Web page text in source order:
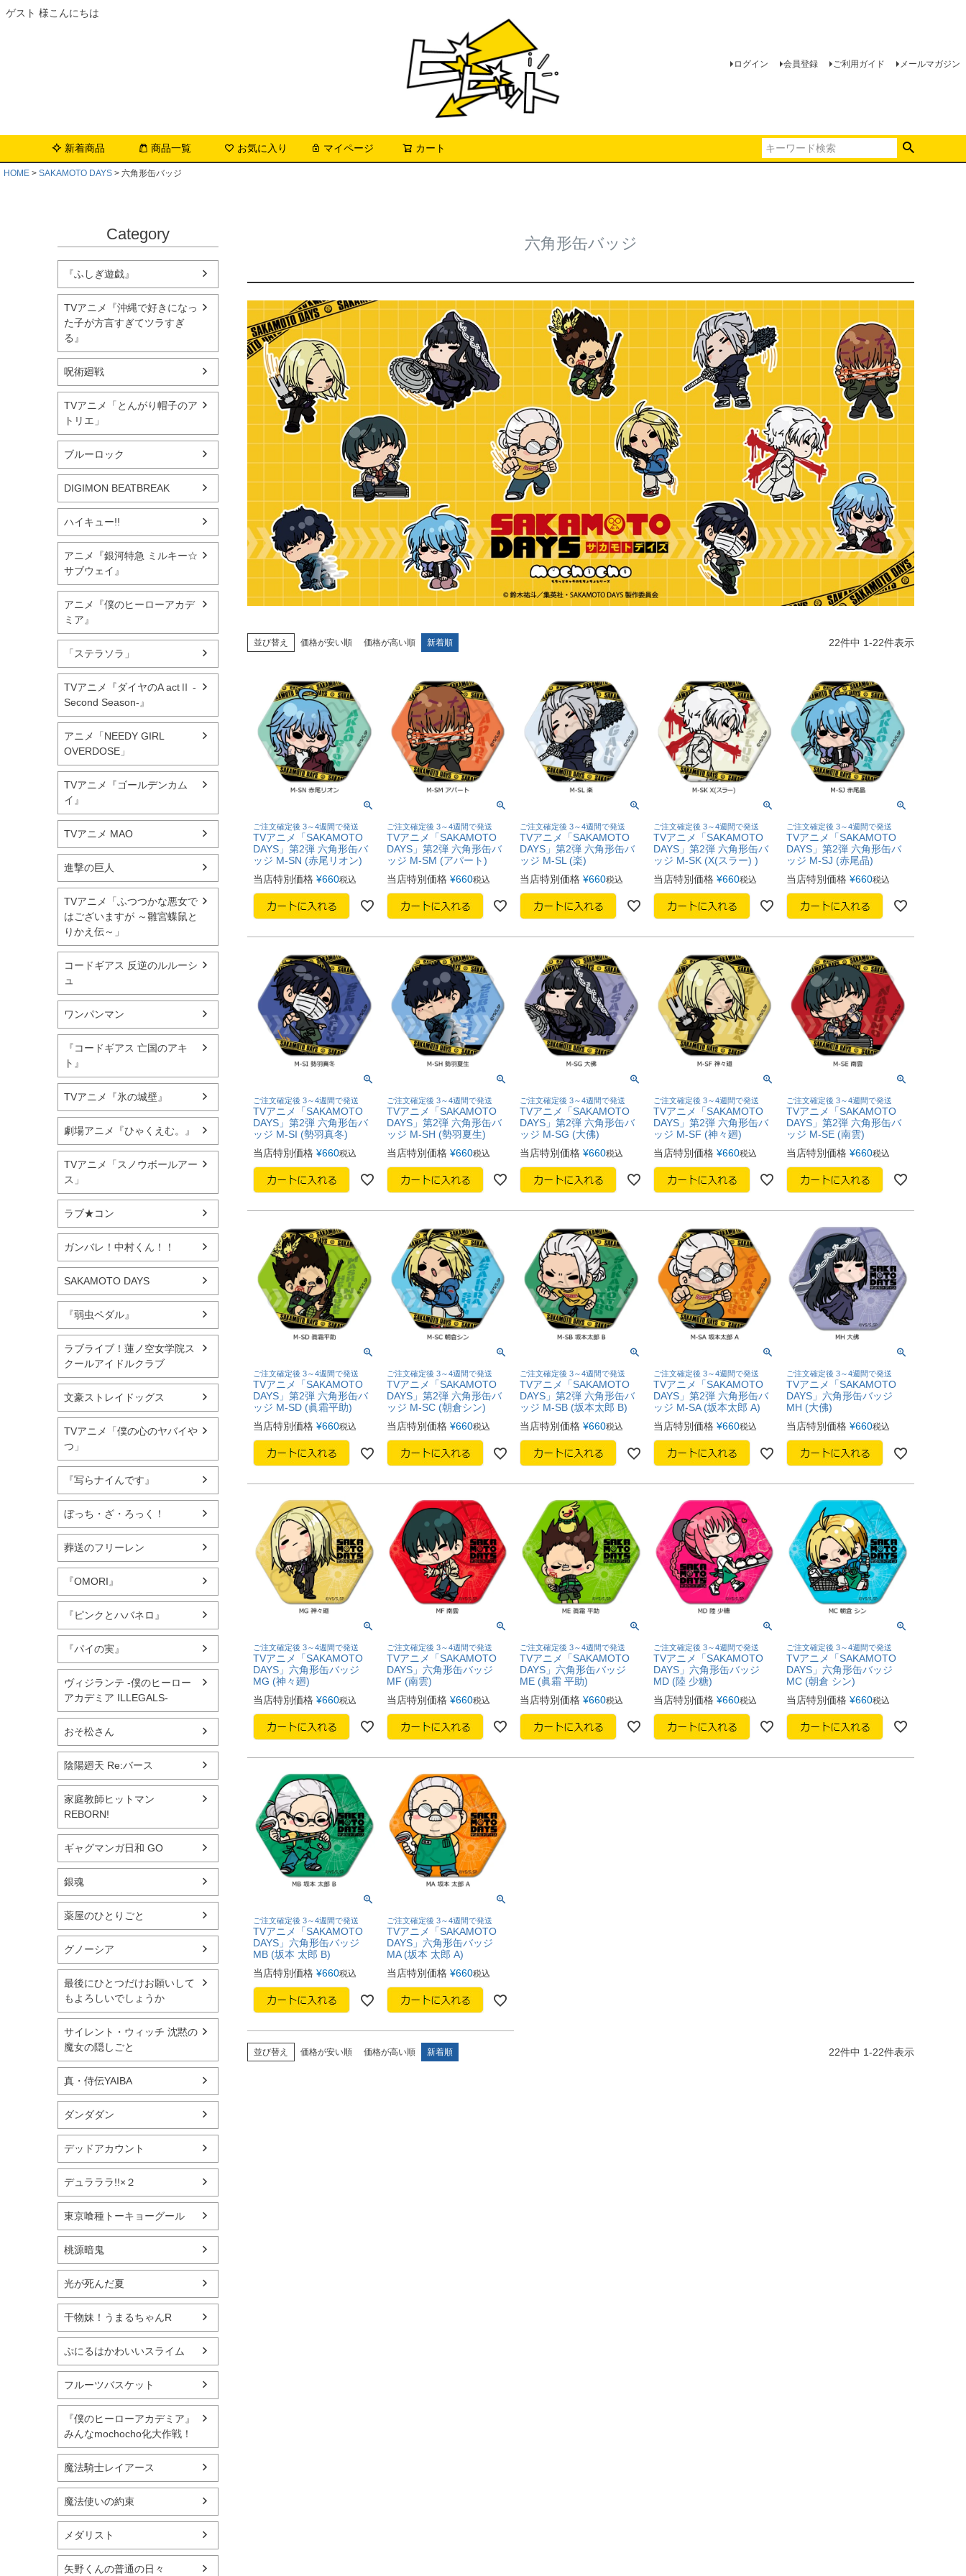
ゲスト 様こんにちは
ログイン 会員登録 ご利用ガイド メールマガジン
新着商品 商品一覧 お気に入り マイページ カート
HOME SAKAMOTO DAYS 六角形缶バッジ
Category
『ふしぎ遊戯』
TVアニメ『沖縄で好きになっ
た子が方言すぎてツラすぎ
る』
呪術廻戦
TVアニメ「とんがり帽子のア
トリエ」
ブルーロック
DIGIMON BEATBREAK
ハイキュー!!
アニメ『銀河特急 ミルキー☆
サブウェイ』
アニメ『僕のヒーローアカデ
ミア』
「ステラソラ」
TVアニメ『ダイヤのA actⅡ -
Second Season-』
アニメ「NEEDY GIRL
OVERDOSE」
TVアニメ『ゴールデンカム
イ』
TVアニメ MAO
進撃の巨人
TVアニメ「ふつつかな悪女で
はございますが ～雛宮蝶鼠と
りかえ伝～」
コードギアス 反逆のルルーシ
ュ
ワンパンマン
『コードギアス 亡国のアキ
ト』
TVアニメ『氷の城壁』
劇場アニメ『ひゃくえむ。』
TVアニメ「スノウボールアー
ス」
ラブ★コン
ガンバレ！中村くん！！
SAKAMOTO DAYS
『弱虫ペダル』
ラブライブ！蓮ノ空女学院ス
クールアイドルクラブ
文豪ストレイドッグス
TVアニメ「僕の心のヤバイや
つ」
『写らナイんです』
ぼっち・ざ・ろっく！
葬送のフリーレン
『OMORI』
『ピンクとハバネロ』
『パイの実』
ヴィジランテ -僕のヒーロー
アカデミア ILLEGALS-
おそ松さん
陰陽廻天 Re:バース
家庭教師ヒットマン
REBORN!
ギャグマンガ日和 GO
銀魂
薬屋のひとりごと
グノーシア
最後にひとつだけお願いして
もよろしいでしょうか
サイレント・ウィッチ 沈黙の
魔女の隠しごと
真・侍伝YAIBA
ダンダダン
デッドアカウント
デュラララ!!×２
東京喰種トーキョーグール
桃源暗鬼
光が死んだ夏
干物妹！うまるちゃんR
ぷにるはかわいいスライム
フルーツバスケット
『僕のヒーローアカデミア』
みんなmochocho化大作戦！
魔法騎士レイアース
魔法使いの約束
メダリスト
矢野くんの普通の日々
六角形缶バッジ
並び替え 価格が安い順 価格が高い順 新着順 22件中 1-22件表示
ご注文確定後 3～4週間で発送
TVアニメ「SAKAMOTO
DAYS」第2弾 六角形缶バ
ッジ M-SN (赤尾リオン)
当店特別価格 ¥660税込
ご注文確定後 3～4週間で発送
TVアニメ「SAKAMOTO
DAYS」第2弾 六角形缶バ
ッジ M-SM (アパート)
当店特別価格 ¥660税込
ご注文確定後 3～4週間で発送
TVアニメ「SAKAMOTO
DAYS」第2弾 六角形缶バ
ッジ M-SL (楽)
当店特別価格 ¥660税込
ご注文確定後 3～4週間で発送
TVアニメ「SAKAMOTO
DAYS」第2弾 六角形缶バ
ッジ M-SK (X(スラー) )
当店特別価格 ¥660税込
ご注文確定後 3～4週間で発送
TVアニメ「SAKAMOTO
DAYS」第2弾 六角形缶バ
ッジ M-SJ (赤尾晶)
当店特別価格 ¥660税込
ご注文確定後 3～4週間で発送
TVアニメ「SAKAMOTO
DAYS」第2弾 六角形缶バ
ッジ M-SI (勢羽真冬)
当店特別価格 ¥660税込
ご注文確定後 3～4週間で発送
TVアニメ「SAKAMOTO
DAYS」第2弾 六角形缶バ
ッジ M-SH (勢羽夏生)
当店特別価格 ¥660税込
ご注文確定後 3～4週間で発送
TVアニメ「SAKAMOTO
DAYS」第2弾 六角形缶バ
ッジ M-SG (大佛)
当店特別価格 ¥660税込
ご注文確定後 3～4週間で発送
TVアニメ「SAKAMOTO
DAYS」第2弾 六角形缶バ
ッジ M-SF (神々廻)
当店特別価格 ¥660税込
ご注文確定後 3～4週間で発送
TVアニメ「SAKAMOTO
DAYS」第2弾 六角形缶バ
ッジ M-SE (南雲)
当店特別価格 ¥660税込
ご注文確定後 3～4週間で発送
TVアニメ「SAKAMOTO
DAYS」第2弾 六角形缶バ
ッジ M-SD (眞霜平助)
当店特別価格 ¥660税込
ご注文確定後 3～4週間で発送
TVアニメ「SAKAMOTO
DAYS」第2弾 六角形缶バ
ッジ M-SC (朝倉シン)
当店特別価格 ¥660税込
ご注文確定後 3～4週間で発送
TVアニメ「SAKAMOTO
DAYS」第2弾 六角形缶バ
ッジ M-SB (坂本太郎 B)
当店特別価格 ¥660税込
ご注文確定後 3～4週間で発送
TVアニメ「SAKAMOTO
DAYS」第2弾 六角形缶バ
ッジ M-SA (坂本太郎 A)
当店特別価格 ¥660税込
ご注文確定後 3～4週間で発送
TVアニメ「SAKAMOTO
DAYS」六角形缶バッジ
MH (大佛)
当店特別価格 ¥660税込
ご注文確定後 3～4週間で発送
TVアニメ「SAKAMOTO
DAYS」六角形缶バッジ
MG (神々廻)
当店特別価格 ¥660税込
ご注文確定後 3～4週間で発送
TVアニメ「SAKAMOTO
DAYS」六角形缶バッジ
MF (南雲)
当店特別価格 ¥660税込
ご注文確定後 3～4週間で発送
TVアニメ「SAKAMOTO
DAYS」六角形缶バッジ
ME (眞霜 平助)
当店特別価格 ¥660税込
ご注文確定後 3～4週間で発送
TVアニメ「SAKAMOTO
DAYS」六角形缶バッジ
MD (陸 少糖)
当店特別価格 ¥660税込
ご注文確定後 3～4週間で発送
TVアニメ「SAKAMOTO
DAYS」六角形缶バッジ
MC (朝倉 シン)
当店特別価格 ¥660税込
ご注文確定後 3～4週間で発送
TVアニメ「SAKAMOTO
DAYS」六角形缶バッジ
MB (坂本 太郎 B)
当店特別価格 ¥660税込
ご注文確定後 3～4週間で発送
TVアニメ「SAKAMOTO
DAYS」六角形缶バッジ
MA (坂本 太郎 A)
当店特別価格 ¥660税込
並び替え 価格が安い順 価格が高い順 新着順 22件中 1-22件表示